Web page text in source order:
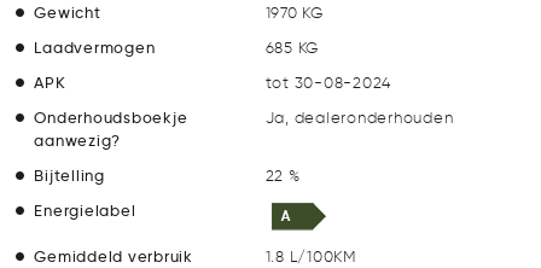
Gewicht 1970 KG
Laadvermogen 685 KG
APK tot 30-08-2024
Onderhoudsboekje
aanwezig?
Ja, dealeronderhouden
Bijtelling 22 %
Energielabel
Gemiddeld verbruik 1.8 L/100KM